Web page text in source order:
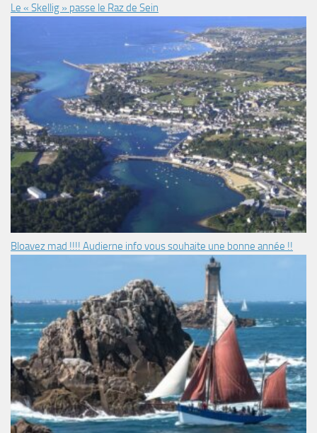
Le « Skellig » passe le Raz de Sein
Bloavez mad !!!! Audierne info vous souhaite une bonne année !!